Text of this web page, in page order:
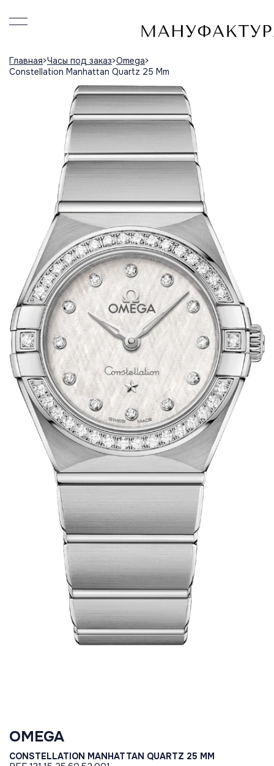
Главная Часы под заказ Omega
Constellation Manhattan Quartz 25 Mm
OMEGA
CONSTELLATION MANHATTAN QUARTZ 25 MM